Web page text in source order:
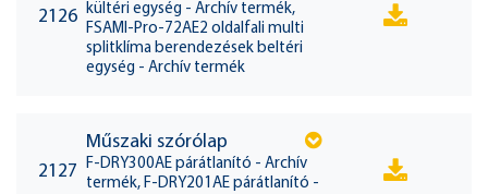
2126 kültéri egység - Archív termék,
FSAMI-Pro-72AE2 oldalfali multi
splitklíma berendezések beltéri
egység - Archív termék
2127
Műszaki szórólap
F-DRY300AE párátlanító - Archív
termék, F-DRY201AE párátlanító -